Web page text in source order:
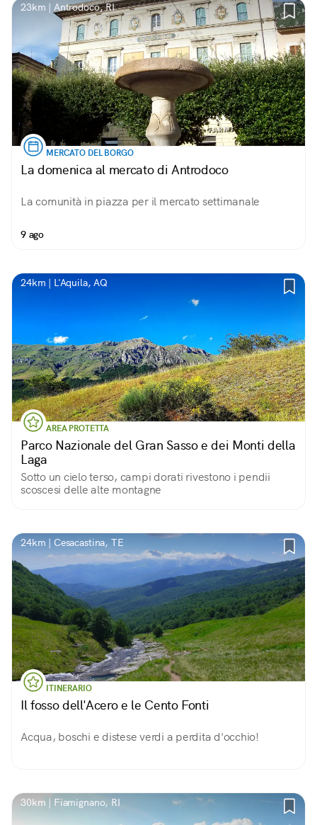
23km | Antrodoco, RI
MERCATO DEL BORGO
La domenica al mercato di Antrodoco
La comunità in piazza per il mercato settimanale
9 ago
24km | L'Aquila, AQ
AREA PROTETTA
Parco Nazionale del Gran Sasso e dei Monti della
Laga
Sotto un cielo terso, campi dorati rivestono i pendii
scoscesi delle alte montagne
24km | Cesacastina, TE
ITINERARIO
Il fosso dell'Acero e le Cento Fonti
Acqua, boschi e distese verdi a perdita d'occhio!
30km | Fiamignano, RI